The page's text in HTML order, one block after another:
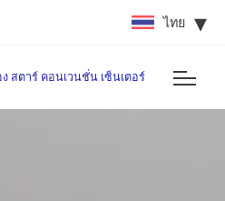
ไทย
สตาร์ คอนเวนชั่น เซ็นเตอร์